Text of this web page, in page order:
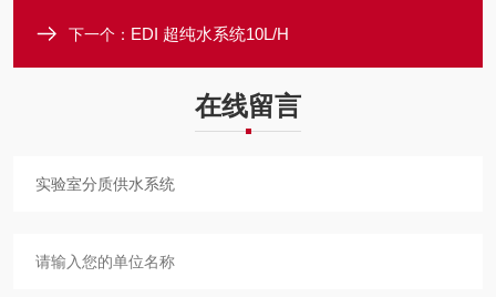
下一个： EDI 超纯水系统10L/H
在线留言